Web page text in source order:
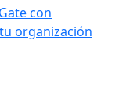
con
organización